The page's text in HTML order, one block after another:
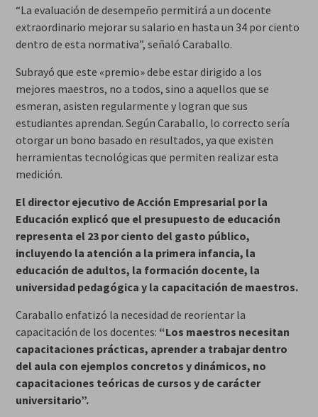
“La evaluación de desempeño permitirá a un docente
extraordinario mejorar su salario en hasta un 34 por ciento
dentro de esta normativa”, señaló Caraballo.
Subrayó que este «premio» debe estar dirigido a los
mejores maestros, no a todos, sino a aquellos que se
esmeran, asisten regularmente y logran que sus
estudiantes aprendan. Según Caraballo, lo correcto sería
otorgar un bono basado en resultados, ya que existen
herramientas tecnológicas que permiten realizar esta
medición.
El director ejecutivo de Acción Empresarial por la
Educación explicó que el presupuesto de educación
representa el 23 por ciento del gasto público,
incluyendo la atención a la primera infancia, la
educación de adultos, la formación docente, la
universidad pedagógica y la capacitación de maestros.
Caraballo enfatizó la necesidad de reorientar la
capacitación de los docentes: “Los maestros necesitan
capacitaciones prácticas, aprender a trabajar dentro
del aula con ejemplos concretos y dinámicos, no
capacitaciones teóricas de cursos y de carácter
universitario”.